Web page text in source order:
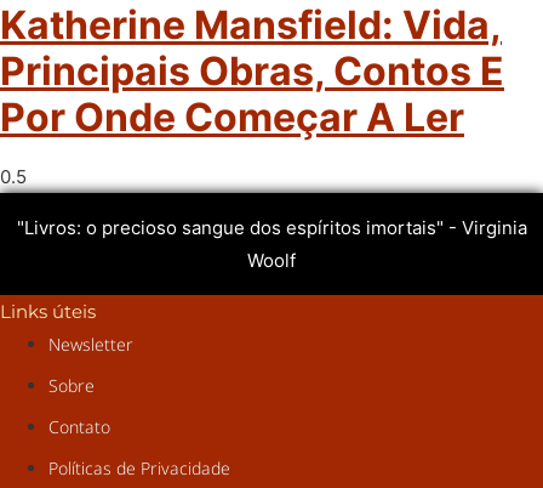
Katherine Mansfield: Vida,
Principais Obras, Contos E
Por Onde Começar A Ler
"Livros: o precioso sangue dos espíritos imortais" - Virginia
Woolf
Links úteis
Newsletter
Sobre
Contato
Políticas de Privacidade